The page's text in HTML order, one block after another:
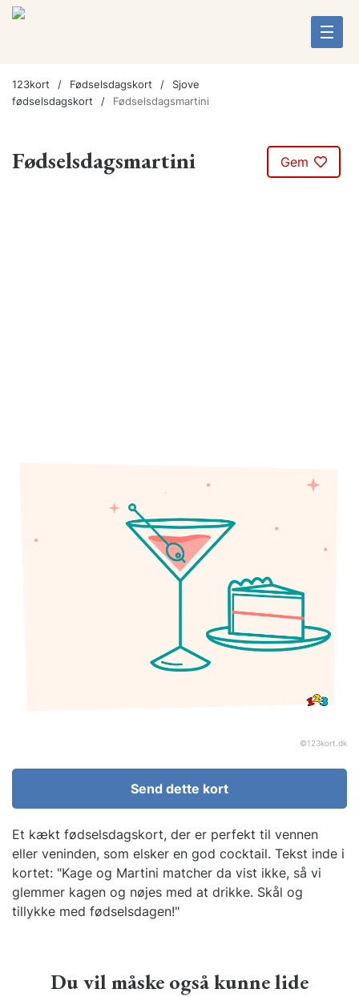
123kort Fødselsdagskort
Sjove
fødselsdagskort
Fødselsdagsmartini
Fødselsdagsmartini Gem
©123kort.dk
Send dette kort
Et kækt fødselsdagskort, der er perfekt til vennen
eller veninden, som elsker en god cocktail. Tekst inde i
kortet: "Kage og Martini matcher da vist ikke, så vi
glemmer kagen og nøjes med at drikke. Skål og
tillykke med fødselsdagen!"
Du vil måske også kunne lide